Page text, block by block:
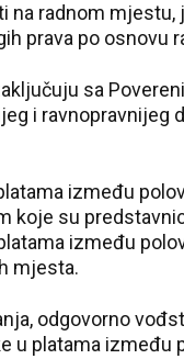
na radnom mjestu,
prava po osnovu
sa
i ravnopravnijeg
između
koje su
između
mjesta.
odgovorno
u platama između